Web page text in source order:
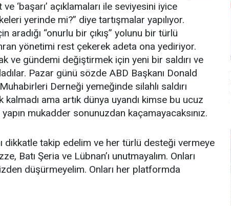
‘başarı’ açıklamaları ile seviyesini iyice
yerinde mi?” diye tartışmalar yapılıyor.
aradığı “onurlu bir çıkış” yolunu bir türlü
yönetimi rest çekerek adeta ona yediriyor.
ve gündemi değiştirmek için yeni bir saldırı ve
Pazar günü sözde ABD Başkanı Donald
Derneği yemeğinde silahlı saldırı
kalmadı ama artık dünya uyandı kimse bu ucuz
mukadder sonunuzdan kaçamayacaksınız.
dikkatle takip edelim ve her türlü desteği vermeye
Batı Şeria ve Lübnan’ı unutmayalım. Onları
düşürmeyelim. Onları her platformda